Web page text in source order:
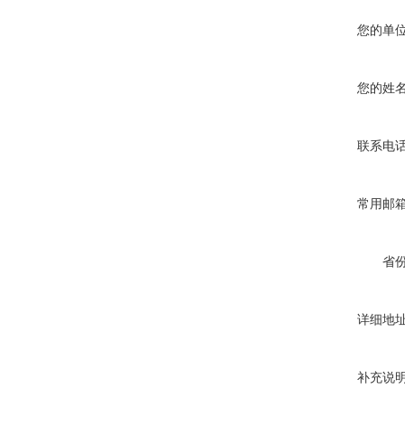
您的单
您的姓
联系电
常用邮
省
详细地
补充说